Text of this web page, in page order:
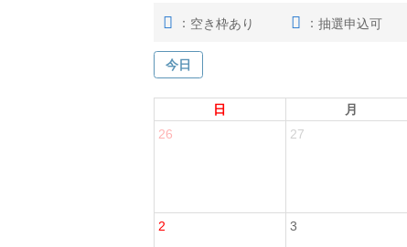
： 空き枠あり ： 抽選申込可
今日
日 月
26
27
2 3